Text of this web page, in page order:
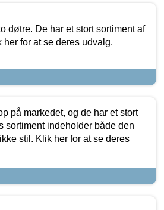
døtre. De har et stort sortiment af
for at se deres udvalg.
på markedet, og de har et stort
sortiment indeholder både den
stil. Klik her for at se deres